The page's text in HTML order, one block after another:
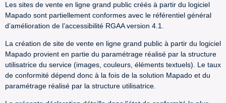
Les sites de vente en ligne grand public créés à partir du logiciel
Mapado sont partiellement conformes avec le référentiel général
d’amélioration de l’accessibilité RGAA version 4.1.
La création de site de vente en ligne grand public à partir du logiciel
Mapado provient en partie du paramétrage réalisé par la structure
utilisatrice du service (images, couleurs, éléments textuels). Le taux
de conformité dépend donc à la fois de la solution Mapado et du
paramétrage réalisé par la structure utilisatrice.